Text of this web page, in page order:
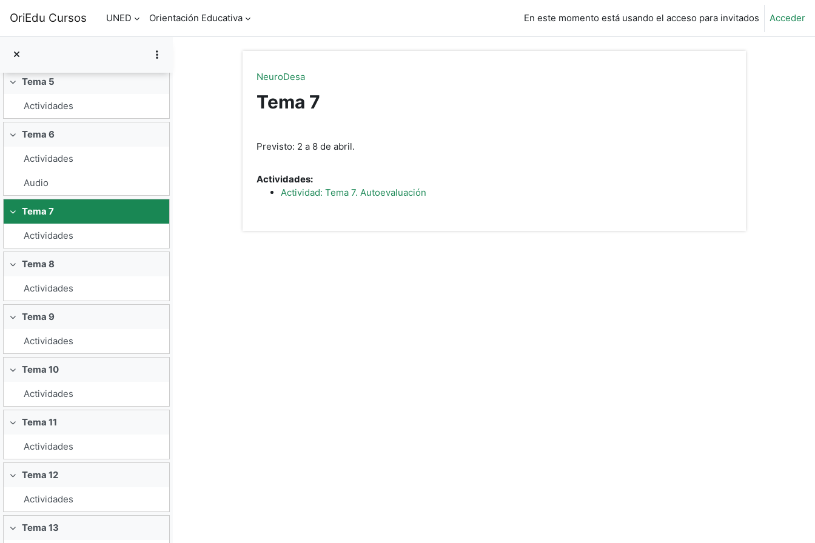
OriEdu Cursos UNED Orientación Educativa En este momento está usando el acceso para invitados Acceder
Colapsar
Colapsar
Tema 5
Actividades
Colapsar
Tema 6
Actividades
Audio
Colapsar
Tema 7
Actividades
Colapsar
Tema 8
Actividades
Colapsar
Tema 9
Actividades
Colapsar
Tema 10
Actividades
Colapsar
Tema 11
Actividades
Colapsar
Tema 12
Actividades
Colapsar
Tema 13
NeuroDesa
Tema 7
Perfilado de sección
Previsto: 2 a 8 de abril.
Actividades:
Actividad: Tema 7. Autoevaluación